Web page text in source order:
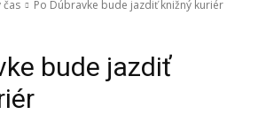
čas Po Dúbravke bude jazdiť knižný kuriér
bude jazdiť